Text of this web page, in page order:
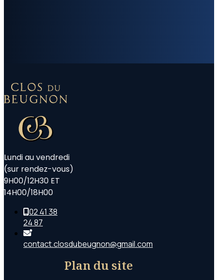
Lundi au vendredi
(sur rendez-vous)
9H00/12H30 ET
14H00/18H00
02 41 38
24 87
contact.closdubeugnon@gmail.com
Plan du site